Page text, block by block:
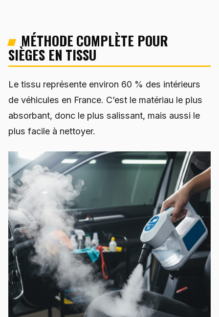
MÉTHODE COMPLÈTE POUR
SIÈGES EN TISSU
Le tissu représente environ 60 % des intérieurs
de véhicules en France. C’est le matériau le plus
absorbant, donc le plus salissant, mais aussi le
plus facile à nettoyer.